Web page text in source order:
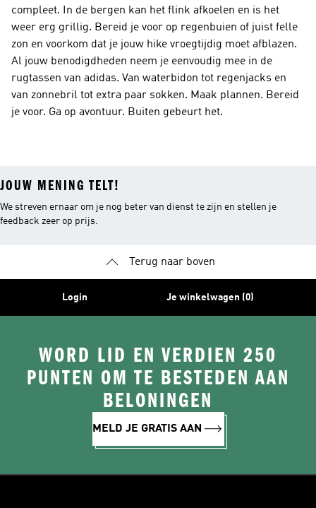
compleet. In de bergen kan het flink afkoelen en is het
weer erg grillig. Bereid je voor op regenbuien of juist felle
zon en voorkom dat je jouw hike vroegtijdig moet afblazen.
Al jouw benodigdheden neem je eenvoudig mee in de
rugtassen van adidas. Van waterbidon tot regenjacks en
van zonnebril tot extra paar sokken. Maak plannen. Bereid
je voor. Ga op avontuur. Buiten gebeurt het.
JOUW MENING TELT!
We streven ernaar om je nog beter van dienst te zijn en stellen je
feedback zeer op prijs.
Terug naar boven
Login Je winkelwagen (0)
WORD LID EN VERDIEN 250
PUNTEN OM TE BESTEDEN AAN
BELONINGEN
MELD JE GRATIS AAN